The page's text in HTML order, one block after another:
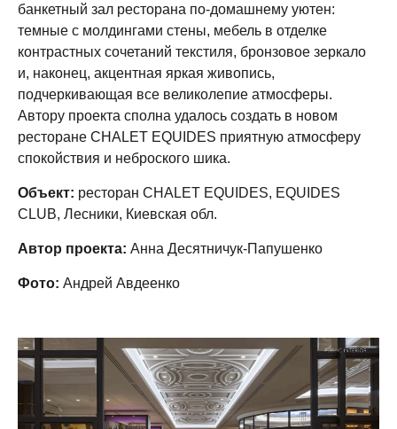
банкетный зал ресторана по-домашнему уютен:
темные с молдингами стены, мебель в отделке
контрастных сочетаний текстиля, бронзовое зеркало
и, наконец, акцентная яркая живопись,
подчеркивающая все великолепие атмосферы.
Автору проекта сполна удалось создать в новом
ресторане CHALET EQUIDES приятную атмосферу
спокойствия и неброского шика.
Объект: ресторан CHALET EQUIDES, EQUIDES
CLUB, Лесники, Киевская обл.
Автор проекта: Анна Десятничук-Папушенко
Фото: Андрей Авдеенко